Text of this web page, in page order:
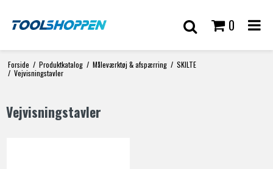
0
Forside / Produktkatalog / Måleværktøj & afspærring / SKILTE
/ Vejvisningstavler
Vejvisningstavler